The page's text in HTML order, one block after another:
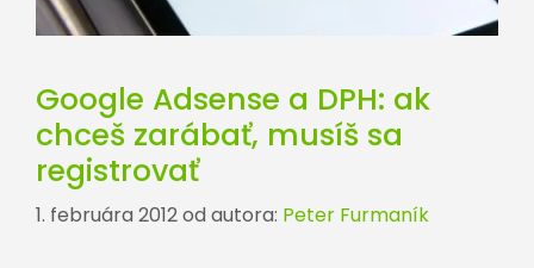
Google Adsense a DPH: ak
chceš zarábať, musíš sa
registrovať
1. februára 2012od autora: Peter Furmaník